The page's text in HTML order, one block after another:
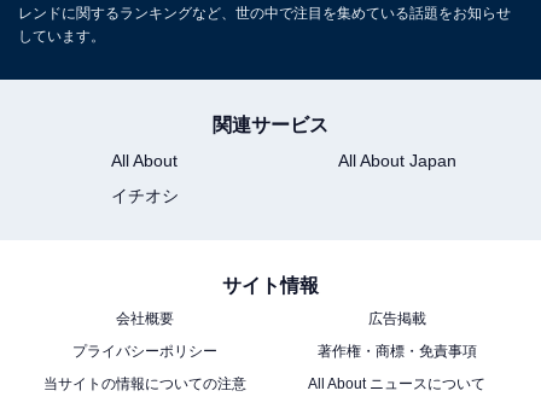
レンドに関するランキングなど、世の中で注目を集めている話題をお知らせ
しています。
関連サービス
All About
All About Japan
イチオシ
サイト情報
会社概要
広告掲載
プライバシーポリシー
著作権・商標・免責事項
当サイトの情報についての注意
All About ニュースについて